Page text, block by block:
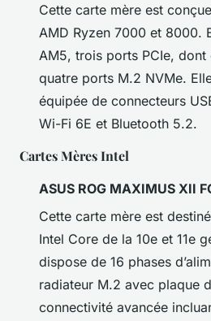
Cette carte mère est
AMD Ryzen 7000 et 8000.
AM5, trois ports PCIe, dont
quatre ports M.2 NVMe.
équipée de connecteurs
Wi-Fi 6E et Bluetooth 5.2.
Cartes Mères Intel
ASUS ROG MAXIMUS XII
Cette carte mère est
Intel Core de la 10e et 11e
dispose de 16 phases
radiateur M.2 avec plaque
connectivité avancée